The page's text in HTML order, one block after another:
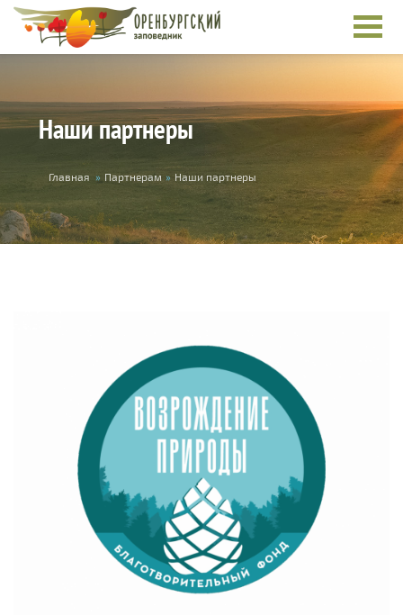
Перейти к основному содержанию
Наши партнеры
Вы здесь
Главная » Партнерам » Наши партнеры